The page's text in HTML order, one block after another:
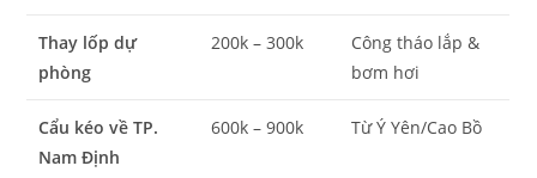
Thay lốp dự
phòng
200k – 300k
Công tháo lắp &
bơm hơi
Cẩu kéo về TP.
Nam Định
600k – 900k Từ Ý Yên/Cao Bồ